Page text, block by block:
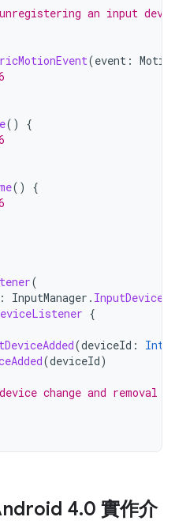
an input
(event :
()
{
()
{
(
: InputManager .
{
(deviceId : Int
(deviceId)
change and removal
4.0 實作介